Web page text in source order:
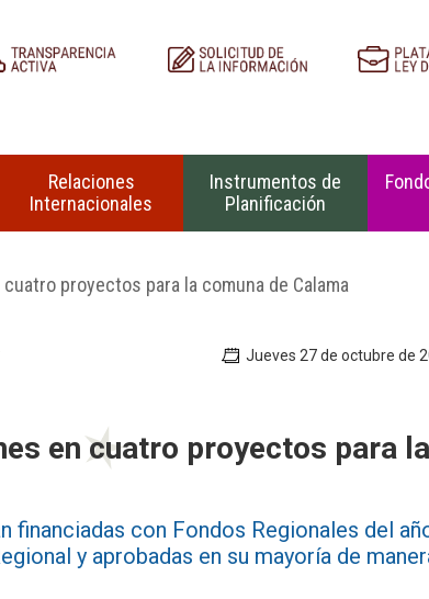
Relaciones
Internacionales
Instrumentos de
Planificación
proyectos para la comuna de Calama
Jueves 27 de octubre de
en cuatro proyectos para la
financiadas con Fondos Regionales del
y aprobadas en su mayoría de